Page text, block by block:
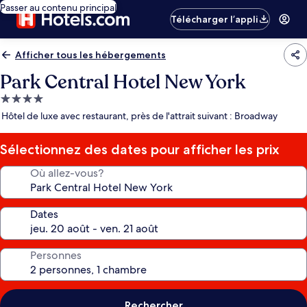
Passer au contenu principal
Télécharger l’appli
Afficher tous les hébergements
Park Central Hotel New York
Hébergement
4.0 étoiles
Hôtel de luxe avec restaurant, près de l'attrait suivant : Broadway
Sélectionnez des dates pour afficher les prix
Où allez-vous?
Dates
Personnes